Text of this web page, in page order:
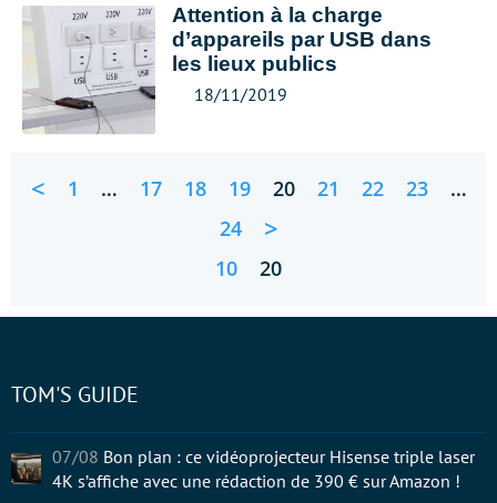
Attention à la charge
d’appareils par USB dans
les lieux publics
18/11/2019
< 1 … 17 18 19 20 21 22 23
…
24
>
10 20
TOM'S GUIDE
07/08 Bon plan : ce vidéoprojecteur Hisense triple laser
4K s’affiche avec une rédaction de 390 € sur Amazon !